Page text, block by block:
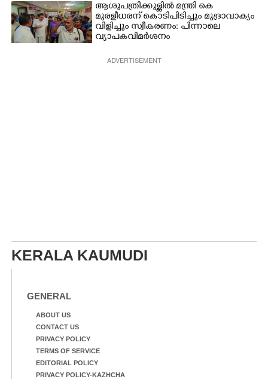
ആശുപത്രിക്കുള്ളിൽ മന്ത്രി കെ
മുരളീധരന് കൊടിപിടിച്ചും മുദ്രാവാക്യം
വിളിച്ചും സ്വീകരണം: പിന്നാലെ
വ്യാപകവിമർശനം
ADVERTISEMENT
KERALA KAUMUDI
GENERAL
ABOUT US
CONTACT US
PRIVACY POLICY
TERMS OF SERVICE
EDITORIAL POLICY
PRIVACY POLICY-KAZHCHA